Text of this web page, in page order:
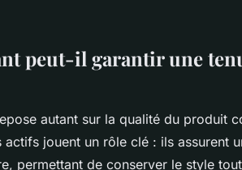
peut-il garantir une
autant sur la qualité du produit
jouent un rôle clé : ils assurent
permettant de conserver le style